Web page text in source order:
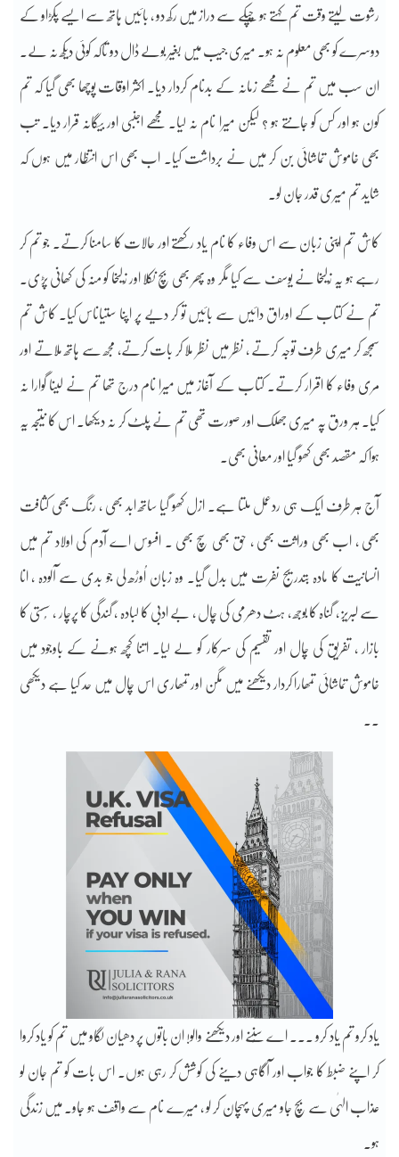
رشوت لیتے وقت تم کہتے ہو چُپکے سے دراز میں رکھ دو ، بائیں ہاتھ سے ایسے پکڑاو کے
دوسرے کو بھی معلوم نہ ہو۔ میری جیب میں بغیر بولے ڈال دو تاکہ کوئی دیکھ نہ لے۔
ان سب میں تم نے مجھے زمانہ کے بدنام کردار دیا۔ اکثر اوقات پوچھا بھی گیا کہ تم
کون ہو اور کس کو جانتے ہو ؟ لیکن میرا نام نہ لیا۔ مجھے اجنبی اور بیگانہ قرار دیا۔ تب
بھی خاموش تماشائی بن کر میں نے برداشت کیا۔ اب بھی اس انتظار میں ہوں کہ
شاید تم میری قدر جان لو۔
کاش تم اپنی زبان سے اس وفاء کا نام یاد رکھتے اور حالات کا سامنا کرتے۔ جو تم کر
رہے ہو یہ زلیخا نے یوسف سے کیا مگر وہ پھر بھی بچ نکلا اور زلیخا کو منہ کی کھانی پڑی۔
تم نے کتاب کے اوراق دائیں سے بائیں تو کر دیے پر اپنا ستیاناس کیا۔ کاش تم
سمجھ کر میری طرف توجہ کرتے ، نظر میں نظر ملا کر بات کرتے، مجھ سے ہاتھ ملاتے اور
مری وفاء کا اقرار کرتے۔ کتاب کے آغاز میں میرا نام درج تھا تم نے لینا گوارا نہ
کیا۔ ہر ورق پہ میری جھلک اور صورت تھی تم نے پلٹ کر نہ دیکھا۔ اس کا نتیجہ یہ
ہوا کہ مقصد بھی کھو گیا اور معانی بھی۔
آج ہر طرف ایک ہی ردعمل ملتا ہے۔ ازل کھو گیا ساتھ ابد بھی ، رنگ بھی کثافت
بھی ، اب بھی وراثت بھی ، حق بھی سچ بھی ۔ افسوس اے آدم کی اولاد تم میں
انسانیت کا مادہ بتدریج نفرت میں بدل گیا۔ وہ زبان اُوڑھ لی جو بدی سے آلودہ ، انا
سے لبریز ، گناہ کا بوجھ ، ہٹ دھرمی کی چال ، بے ادبی کا لبادہ ، گندگی کا پرچار ، سُستی کا
بازار ، تفریق کی چال اور تقسیم کی سرکار کو لے لیا۔ اتنا کچھ ہونے کے باوجود میں
خاموش تماشائی تمھارا کردار دیکھنے میں مگن اور تمھاری اس چال میں حد کیا ہے دیکھی
یاد کرو تم یاد کرو ۔۔۔ اے سُننے اور دیکھنے والو! ان باتوں پر دھیان لگاو میں تم کو یاد کروا
کر اپنے ضبط کا جواب اور آگاہی دینے کی کوشش کر رہی ہوں۔ اس بات کو تم جان لو
عذاب الہٰی سے بچ جاو میری پہچان کر لو ، میرے نام سے واقف ہو جاو۔ میں زندگی
ہو۔